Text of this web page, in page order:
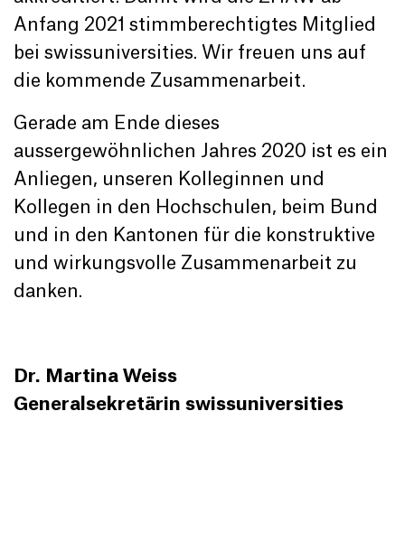
Anfang 2021 stimmberechtigtes Mitglied
bei swissuniversities. Wir freuen uns auf
die kommende Zusammenarbeit.
Gerade am Ende dieses
aussergewöhnlichen Jahres 2020 ist es ein
Anliegen, unseren Kolleginnen und
Kollegen in den Hochschulen, beim Bund
und in den Kantonen für die konstruktive
und wirkungsvolle Zusammenarbeit zu
danken.
Dr. Martina Weiss
Generalsekretärin swissuniversities